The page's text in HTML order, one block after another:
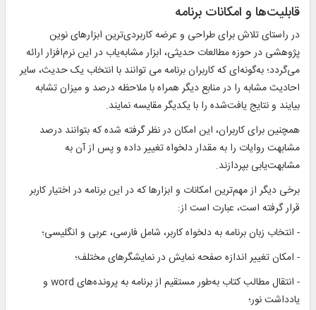
قابلیت‌ها و امکانات برنامه
در راستای تلاش برای طراحی و عرضه کاربردی‌ترین ابزارهای نوین
پژوهشی در حوزه مطالعات حدیثی، ابزار مشابه‌یاب در این نرم‌افزار ارائه
می‌گردد؛ به‌گونه‌ای که کاربران برنامه می توانند با انتخاب یک حدیث، سایر
احادیث مشابه را در منابع دیگر همراه با ملاحظه درصد و میزان تشابه
بیایند و نتایج یافت‌شده را با یکدیگر مقایسه نمایند.
همچنین برای کاربران، این امکان در نظر گرفته شده که بتوانند درصد
مشابهت روایات را به مقدار دلخواه تغییر داده و پس از آن به
مشابهت‌یابی بپردازند.
برخی دیگر از مهم‌ترین امکانات و ابزارها که در این برنامه در اختیار کاربر
قرار گرفته است، عبارت است از:
- انتخاب زبان برنامه به دلخواه کاربر، شامل فارسی، عربی و انگلیسی؛
- امکان تغییر اندازه صفحه نمایش در نمایشگرهای مختلف؛
- انتقال مطالب کتاب به‌طور مستقیم از برنامه به پرونده‌های word و
یادداشت نور؛